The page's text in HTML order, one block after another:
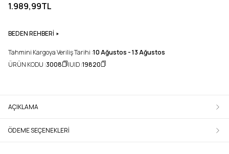
1.989,99TL
BEDEN REHBERİ
Tahmini Kargoya Veriliş Tarihi :10 Ağustos - 13 Ağustos
ÜRÜN KODU :3008 UID :19820
AÇIKLAMA
ÖDEME SEÇENEKLERI